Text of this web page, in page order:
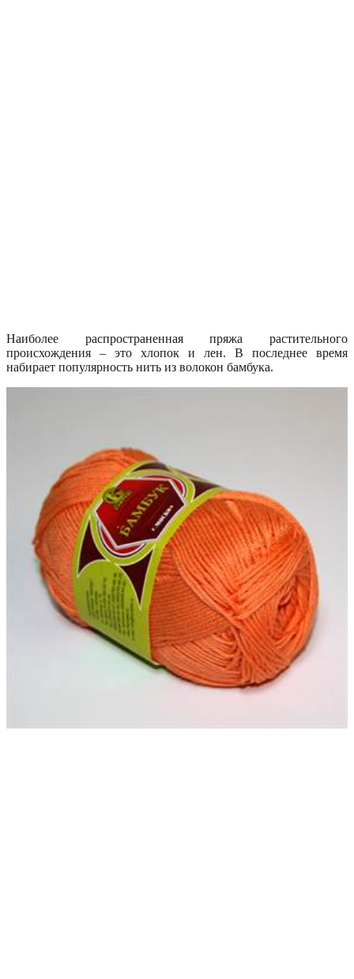
Наиболее распространенная пряжа растительного
происхождения – это хлопок и лен. В последнее время
набирает популярность нить из волокон бамбука.